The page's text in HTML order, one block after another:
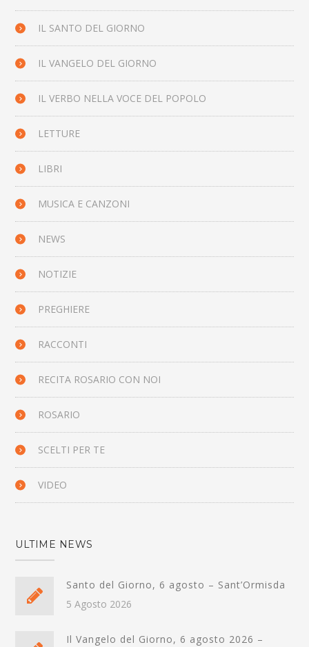
IL SANTO DEL GIORNO
IL VANGELO DEL GIORNO
IL VERBO NELLA VOCE DEL POPOLO
LETTURE
LIBRI
MUSICA E CANZONI
NEWS
NOTIZIE
PREGHIERE
RACCONTI
RECITA ROSARIO CON NOI
ROSARIO
SCELTI PER TE
VIDEO
ULTIME NEWS
Santo del Giorno, 6 agosto – Sant’Ormisda
5 Agosto 2026
Il Vangelo del Giorno, 6 agosto 2026 –